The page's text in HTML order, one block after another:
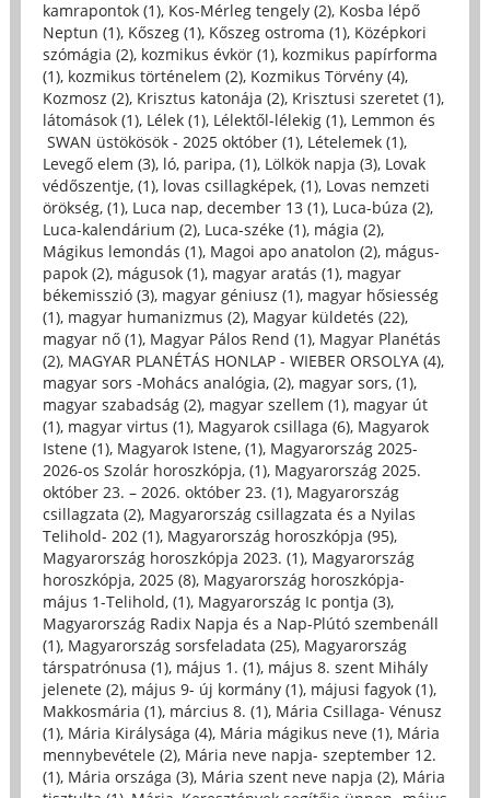
kamrapontok (1), Kos-Mérleg tengely (2), Kosba lépő
Neptun (1), Kőszeg (1), Kőszeg ostroma (1), Középkori
szómágia (2), kozmikus évkör (1), kozmikus papírforma
(1), kozmikus történelem (2), Kozmikus Törvény (4),
Kozmosz (2), Krisztus katonája (2), Krisztusi szeretet (1),
látomások (1), Lélek (1), Lélektől-lélekig (1), Lemmon és
SWAN üstökösök - 2025 október (1), Lételemek (1),
Levegő elem (3), ló, paripa, (1), Lölkök napja (3), Lovak
védőszentje, (1), lovas csillagképek, (1), Lovas nemzeti
örökség, (1), Luca nap, december 13 (1), Luca-búza (2),
Luca-kalendárium (2), Luca-széke (1), mágia (2),
Mágikus lemondás (1), Magoi apo anatolon (2), mágus-
papok (2), mágusok (1), magyar aratás (1), magyar
békemisszió (3), magyar géniusz (1), magyar hősiesség
(1), magyar humanizmus (2), Magyar küldetés (22),
magyar nő (1), Magyar Pálos Rend (1), Magyar Planétás
(2), MAGYAR PLANÉTÁS HONLAP - WIEBER ORSOLYA (4),
magyar sors -Mohács analógia, (2), magyar sors, (1),
magyar szabadság (2), magyar szellem (1), magyar út
(1), magyar virtus (1), Magyarok csillaga (6), Magyarok
Istene (1), Magyarok Istene, (1), Magyarország 2025-
2026-os Szolár horoszkópja, (1), Magyarország 2025.
október 23. – 2026. október 23. (1), Magyarország
csillagzata (2), Magyarország csillagzata és a Nyilas
Telihold- 202 (1), Magyarország horoszkópja (95),
Magyarország horoszkópja 2023. (1), Magyarország
horoszkópja, 2025 (8), Magyarország horoszkópja-
május 1-Telihold, (1), Magyarország Ic pontja (3),
Magyarország Radix Napja és a Nap-Plútó szembenáll
(1), Magyarország sorsfeladata (25), Magyarország
társpatrónusa (1), május 1. (1), május 8. szent Mihály
jelenete (2), május 9- új kormány (1), májusi fagyok (1),
Makkosmária (1), március 8. (1), Mária Csillaga- Vénusz
(1), Mária Királysága (4), Mária mágikus neve (1), Mária
mennybevétele (2), Mária neve napja- szeptember 12.
(1), Mária országa (3), Mária szent neve napja (2), Mária